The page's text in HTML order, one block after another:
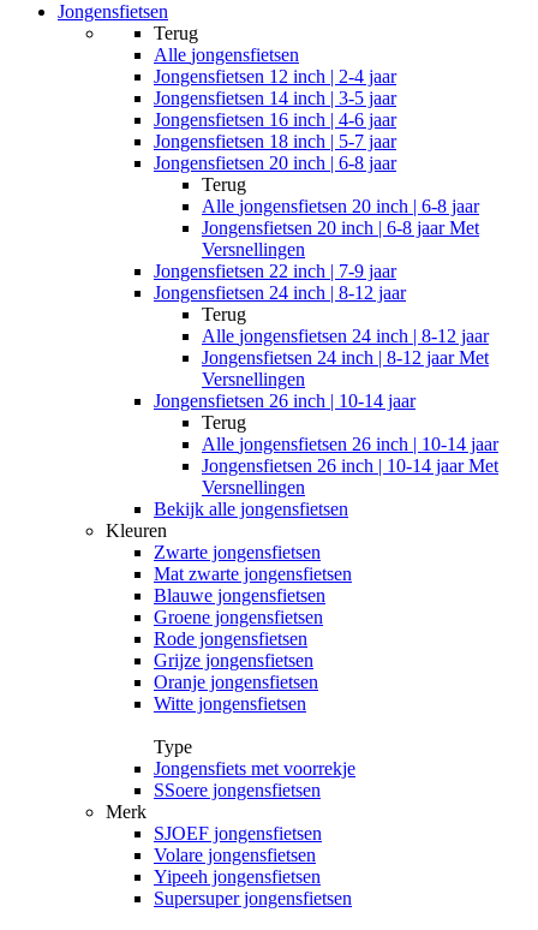
Jongensfietsen
Terug
Alle jongensfietsen
Jongensfietsen 12 inch | 2-4 jaar
Jongensfietsen 14 inch | 3-5 jaar
Jongensfietsen 16 inch | 4-6 jaar
Jongensfietsen 18 inch | 5-7 jaar
Jongensfietsen 20 inch | 6-8 jaar
Terug
Alle jongensfietsen 20 inch | 6-8 jaar
Jongensfietsen 20 inch | 6-8 jaar Met
Versnellingen
Jongensfietsen 22 inch | 7-9 jaar
Jongensfietsen 24 inch | 8-12 jaar
Terug
Alle jongensfietsen 24 inch | 8-12 jaar
Jongensfietsen 24 inch | 8-12 jaar Met
Versnellingen
Jongensfietsen 26 inch | 10-14 jaar
Terug
Alle jongensfietsen 26 inch | 10-14 jaar
Jongensfietsen 26 inch | 10-14 jaar Met
Versnellingen
Bekijk alle jongensfietsen
Kleuren
Zwarte jongensfietsen
Mat zwarte jongensfietsen
Blauwe jongensfietsen
Groene jongensfietsen
Rode jongensfietsen
Grijze jongensfietsen
Oranje jongensfietsen
Witte jongensfietsen
Type
Jongensfiets met voorrekje
SSoere jongensfietsen
Merk
SJOEF jongensfietsen
Volare jongensfietsen
Yipeeh jongensfietsen
Supersuper jongensfietsen